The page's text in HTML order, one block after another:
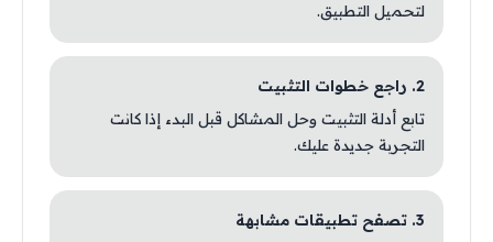
لتحميل التطبيق.
2. راجع خطوات التثبيت
تابع أدلة التثبيت وحل المشاكل قبل البدء إذا كانت
التجربة جديدة عليك.
3. تصفح تطبيقات مشابهة